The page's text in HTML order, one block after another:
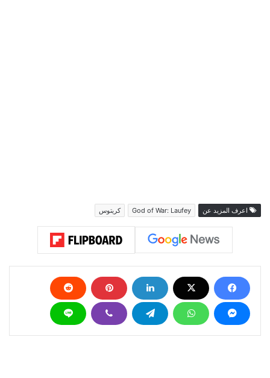
اعرف المزيد عن God of War: Laufey كريتوس